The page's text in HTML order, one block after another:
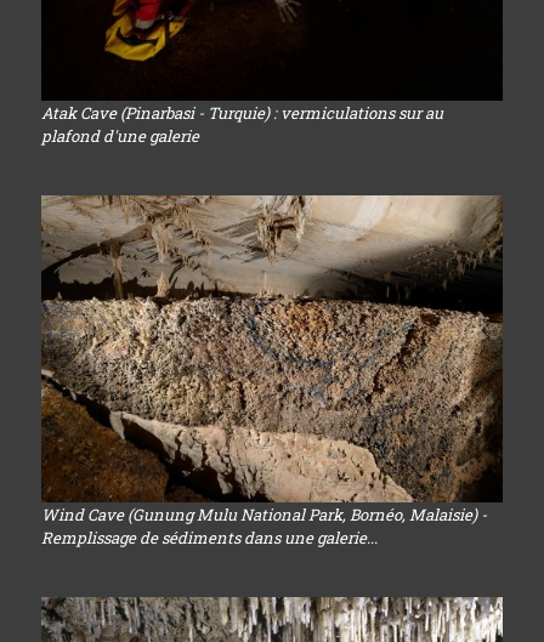
Atak Cave (Pinarbasi - Turquie) : vermiculations sur au
plafond d'une galerie
Wind Cave (Gunung Mulu National Park, Bornéo, Malaisie) -
Remplissage de sédiments dans une galerie...